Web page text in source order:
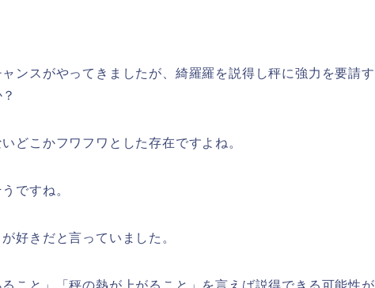
ンスがやってきましたが、綺羅羅を説得し秤に強力を要請す
どこかフワフワとした存在ですよね。
ですね。
好きだと言っていました。
こと」「秤の熱が上がること」を言えば説得できる可能性が